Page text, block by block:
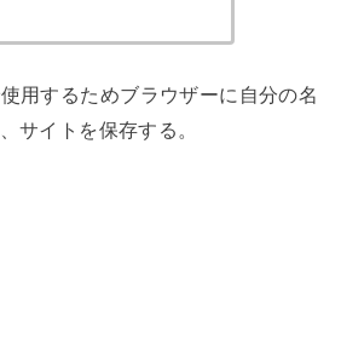
用するためブラウザーに自分の名
サイトを保存する。